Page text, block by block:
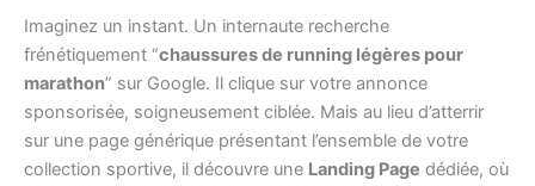
Imaginez un instant. Un internaute recherche
frénétiquement “chaussures de running légères pour
marathon” sur Google. Il clique sur votre annonce
sponsorisée, soigneusement ciblée. Mais au lieu d’atterrir
sur une page générique présentant l’ensemble de votre
collection sportive, il découvre une Landing Page dédiée, où